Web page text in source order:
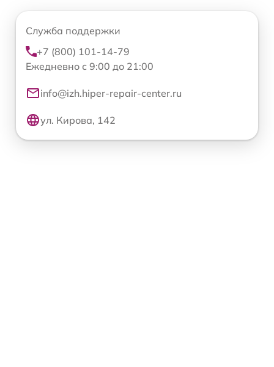
Служба поддержки
+7 (800) 101-14-79
Ежедневно с 9:00 до 21:00
info@izh.hiper-repair-center.ru
ул. Кирова, 142